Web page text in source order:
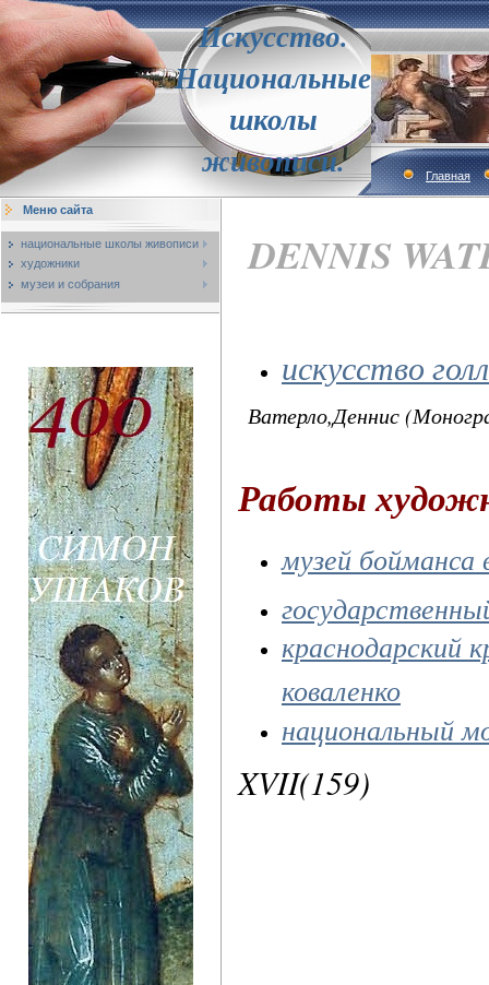
Искусство.
Национальные
школы
живописи.
Главная
Меню сайта
национальные школы живописи
художники
музеи и собрания
DENNIS
искусство
Ватерло,Деннис
Работы
музей
краснодарский
коваленко
национальный
XVII(159)